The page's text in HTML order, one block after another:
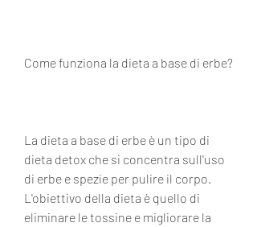
Come funziona la dieta a base di erbe?
La dieta a base di erbe è un tipo di
dieta detox che si concentra sull'uso
di erbe e spezie per pulire il corpo.
L'obiettivo della dieta è quello di
eliminare le tossine e migliorare la